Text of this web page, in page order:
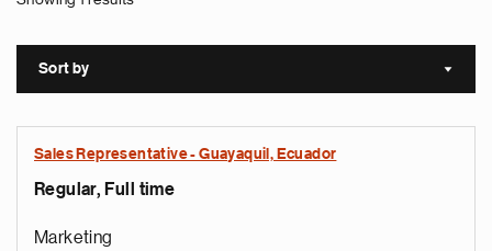
Sort by Sort
Sales Representative - Guayaquil, Ecuador
Regular, Full time
Marketing